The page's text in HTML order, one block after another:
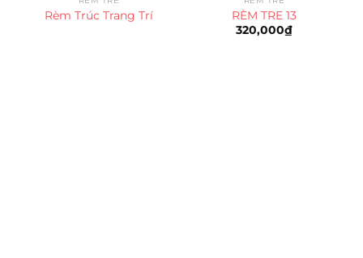
Rèm Trúc Trang Trí
RÈM TRE 13
320,000₫